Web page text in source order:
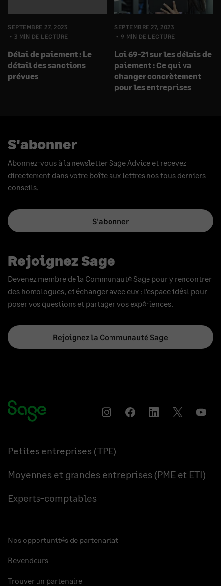
SEPTEMBRE 27, 2023
3 MIN DE LECTURE
Délai de paiement : Le
détail des sanctions
prévues
SEPTEMBRE 27, 2023
9 MIN DE LECTURE
Loi 69-21 sur les délais de
paiement : Ce qui va
changer concrètement
pour les entreprises
S'abonner
Abonnez-vous à la newsletter Sage Advice et recevez
directement dans votre boîte aux lettres nos tous derniers
conseils.
S'abonner
Rejoignez Sage
Devenez membre de la Communauté Sage pour y rencontrer
des homologues, et échanger avec eux : l’espace idéal pour
poser vos questions et partager vos expériences.
Rejoignez la Communauté Sage
InstagramPartagerPartagerPartager
Petites entreprises (TPE)
Moyennes et grandes entreprises (PME et ETI)
Experts-comptables
Nos opportunités de partenariat
Revendeurs
Trouver un partenaire